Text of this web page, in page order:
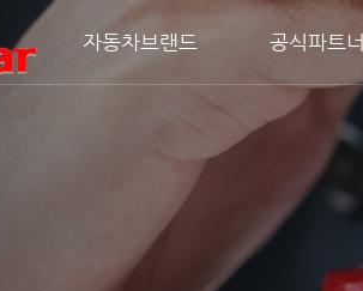
자동차브랜드 공식파트너